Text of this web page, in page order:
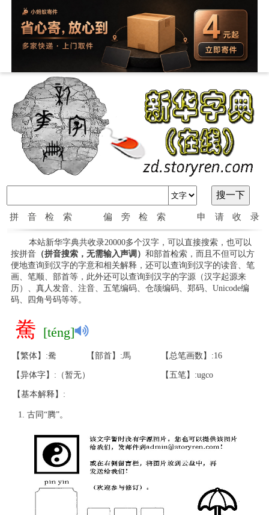
拼音检索 偏旁检索 申请收录
本站新华字典共收录20000多个汉字，可以直接搜索，也可以
按拼音（拼音搜索，无需输入声调） 和部首检索，而且不但可以方
便地查询到汉字的字意和相关解释，还可以查询到汉字的读音、笔
画、笔顺、部首等，此外还可以查询到汉字的字源（汉字起源来
历）、真人发音、注音、五笔编码、仓颉编码、郑码、Unicode编
码、四角号码等等。
駦 [téng]
【繁体】:駦 【部首】:馬 【总笔画数】:16
【异体字】:（暂无） 【五笔】:ugco
【基本解释】:
古同“腾”。